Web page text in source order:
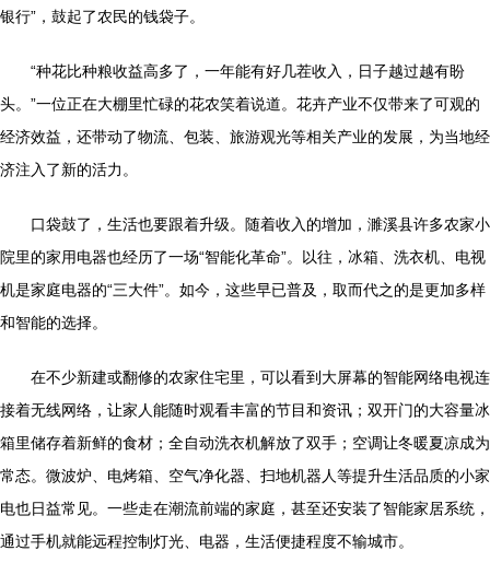
银行”，鼓起了农民的钱袋子。
“种花比种粮收益高多了，一年能有好几茬收入，日子越过越有盼
头。”一位正在大棚里忙碌的花农笑着说道。花卉产业不仅带来了可观的
经济效益，还带动了物流、包装、旅游观光等相关产业的发展，为当地经
济注入了新的活力。
口袋鼓了，生活也要跟着升级。随着收入的增加，濉溪县许多农家小
院里的家用电器也经历了一场“智能化革命”。以往，冰箱、洗衣机、电视
机是家庭电器的“三大件”。如今，这些早已普及，取而代之的是更加多样
和智能的选择。
在不少新建或翻修的农家住宅里，可以看到大屏幕的智能网络电视连
接着无线网络，让家人能随时观看丰富的节目和资讯；双开门的大容量冰
箱里储存着新鲜的食材；全自动洗衣机解放了双手；空调让冬暖夏凉成为
常态。微波炉、电烤箱、空气净化器、扫地机器人等提升生活品质的小家
电也日益常见。一些走在潮流前端的家庭，甚至还安装了智能家居系统，
通过手机就能远程控制灯光、电器，生活便捷程度不输城市。